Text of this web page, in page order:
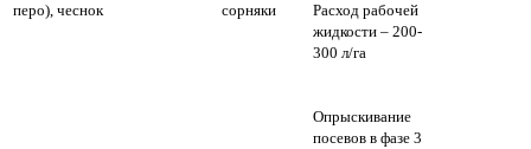
перо), чеснок
сорняки
Расход рабочей
жидкости – 200-
300 л/га
Опрыскивание
посевов в фазе 3